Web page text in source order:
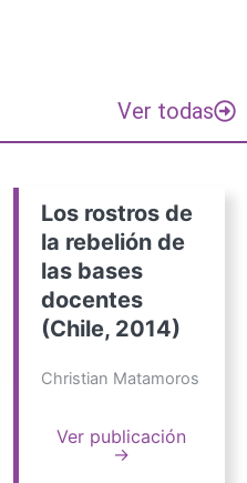
Ver todas
Los rostros de
la rebelión de
las bases
docentes
(Chile, 2014)
Christian Matamoros
Ver publicación
→